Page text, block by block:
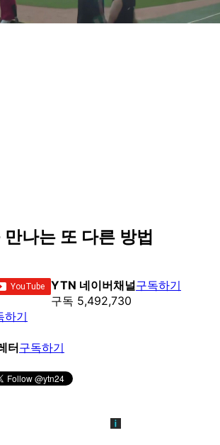
나는 또 다른 방법
YTN 네이버채널
구독 5,492,730
구독하기
하기
터구독하기